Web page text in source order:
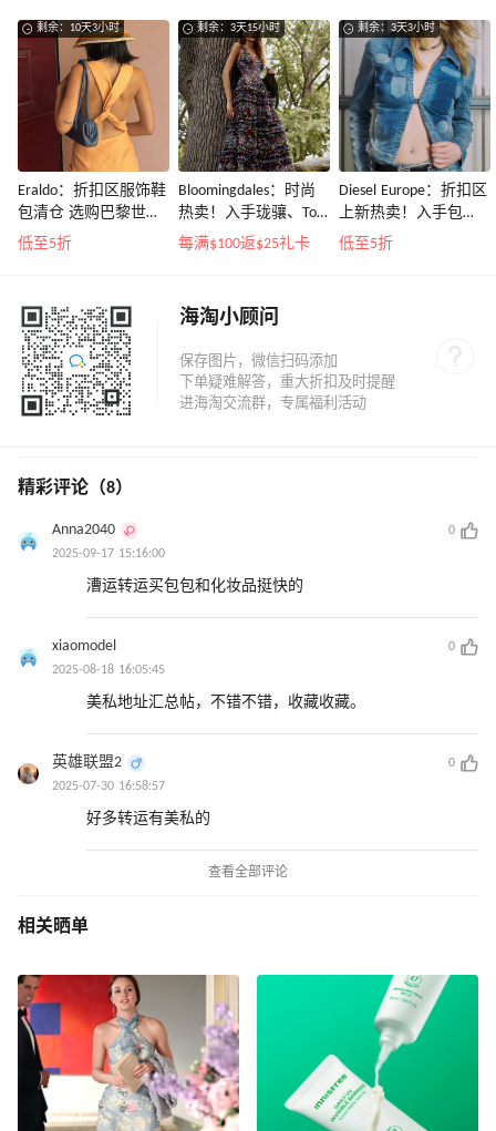
剩余：10天3小时
Eraldo：折扣区服饰鞋
包清仓 选购巴黎世
家、Toteme、西太后
低至5折
剩余：3天15小时
Bloomingdales：时尚
热卖！入手珑骧、Tory
Burch、拉夫劳伦等
每满$100返$25礼卡
剩余：3天3小时
Diesel Europe：折扣区
上新热卖！入手包
袋、服饰、鞋履等
低至5折
海淘小顾问
精彩评论（8）
Anna2040
0
2025-09-17 15:16:00
漕运转运买包包和化妆品挺快的
xiaomodel
0
2025-08-18 16:05:45
美私地址汇总帖，不错不错，收藏收藏。
英雄联盟2
0
2025-07-30 16:58:57
好多转运有美私的
查看全部评论
相关晒单